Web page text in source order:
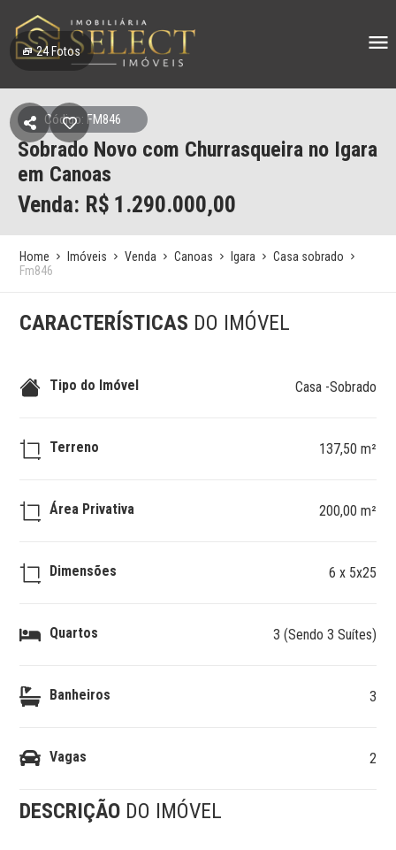
24Fotos
Código: FM846
Sobrado Novo com Churrasqueira no Igara
em Canoas
Venda: R$ 1.290.000,00
Home Imóveis Venda Canoas Igara
Casa sobrado
Fm846
CARACTERÍSTICAS DO IMÓVEL
Tipo do Imóvel Casa -Sobrado
Terreno 137,50 m²
Área Privativa 200,00 m²
Dimensões 6 x 5x25
Quartos 3 (Sendo 3 Suítes)
Banheiros 3
Vagas 2
DESCRIÇÃO DO IMÓVEL